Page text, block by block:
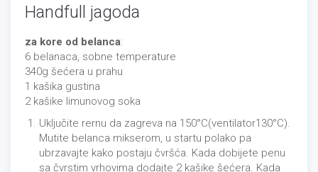
Handfull jagoda
za kore od belanca:
6 belanaca, sobne temperature
340g šećera u prahu
1 kašika gustina
2 kašike limunovog soka
Uključite rernu da zagreva na 150°C(ventilator130°C).
Mutite belanca mikserom, u startu polako pa
ubrzavajte kako postaju čvršća. Kada dobijete penu
sa čvrstim vrhovima dodajte 2 kašike šećera. Kada